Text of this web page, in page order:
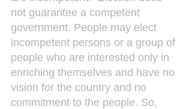
not guarantee a competent
government. People may elect
incompetent persons or a group of
people who are interested only in
enriching themselves and have no
vision for the country and no
commitment to the people. So,